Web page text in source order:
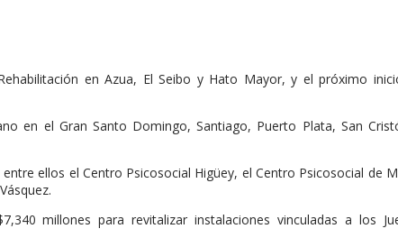
en Azua, El Seibo y Hato Mayor, y el próximo
en el Gran Santo Domingo, Santiago, Puerto Plata, San
ellos el Centro Psicosocial Higüey, el Centro Psicosocial de
millones para revitalizar instalaciones vinculadas a los